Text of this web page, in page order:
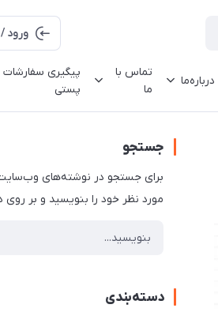
ورود
درباره‌ما
تماس با
ما
پیگیری سفارشات
پستی
جستجو
برای جستجو در نوشته‌های
مورد نظر خود را بنویسید و بر
دسته‌بندی